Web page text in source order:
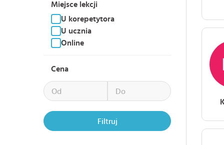
Miejsce lekcji
U korepetytora
U ucznia
Online
Cena
Filtruj